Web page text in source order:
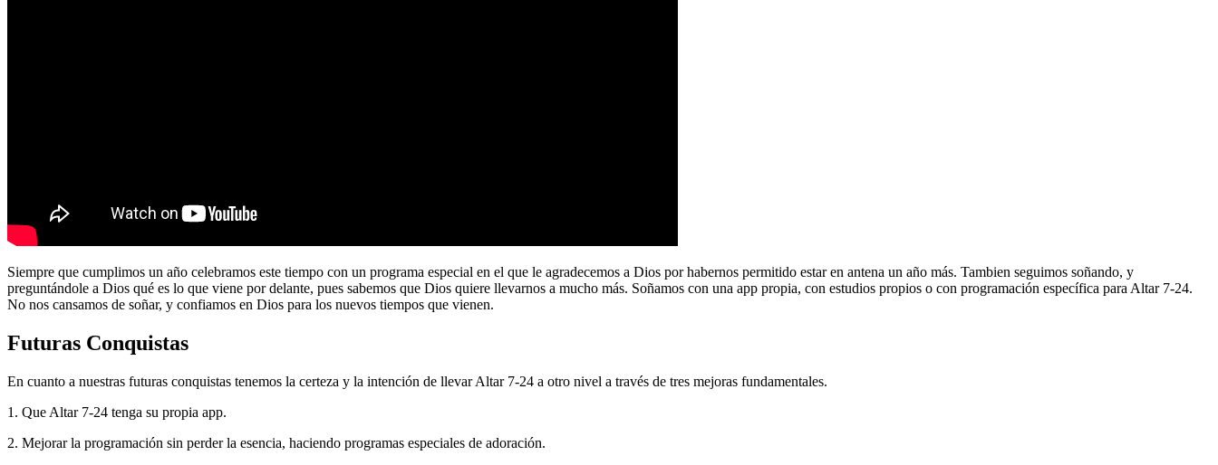
Siempre que cumplimos un año celebramos este tiempo con un programa especial en el que le agradecemos a Dios por habernos permitido estar en antena un año más. Tambien seguimos soñando, y
preguntándole a Dios qué es lo que viene por delante, pues sabemos que Dios quiere llevarnos a mucho más. Soñamos con una app propia, con estudios propios o con programación específica para Altar 7-24.
No nos cansamos de soñar, y confiamos en Dios para los nuevos tiempos que vienen.
Futuras Conquistas
En cuanto a nuestras futuras conquistas tenemos la certeza y la intención de llevar Altar 7-24 a otro nivel a través de tres mejoras fundamentales.
1. Que Altar 7-24 tenga su propia app.
2. Mejorar la programación sin perder la esencia, haciendo programas especiales de adoración.